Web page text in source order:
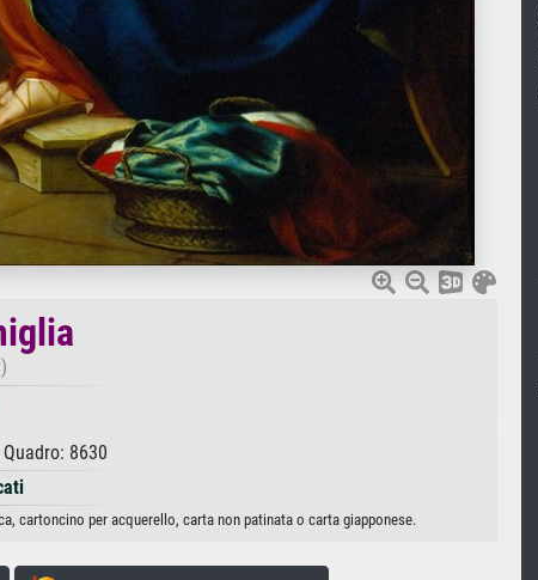
8630
cartoncino per acquerello, carta non patinata o carta giapponese.